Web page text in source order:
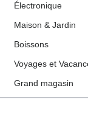
Électronique
Maison & Jardin
Boissons
Voyages et
Grand magasin